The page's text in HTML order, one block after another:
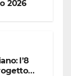
2026
l’8